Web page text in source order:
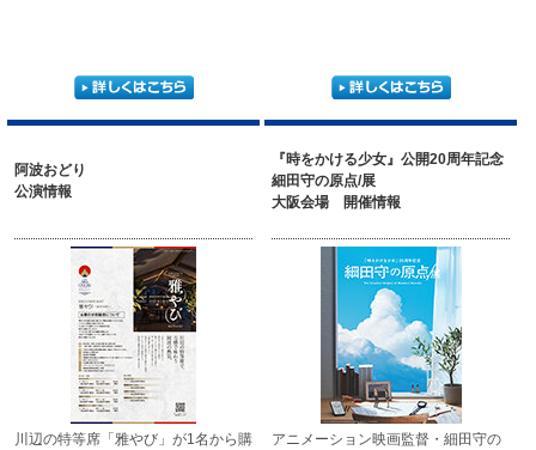
阿波おどり
公演情報
川辺の特等席「雅やび」が1名から購
『時をかける少女』公開20周年記念
細田守の原点/展
大阪会場 開催情報
アニメーション映画監督・細田守の